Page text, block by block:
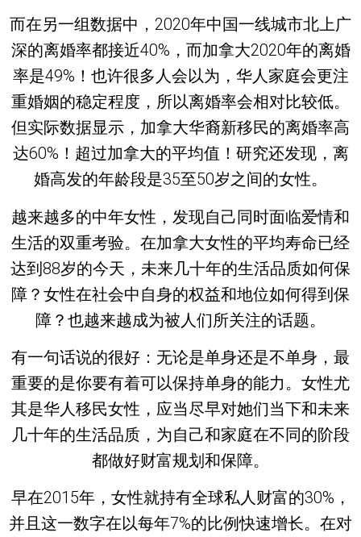
而在另一组数据中，2020年中国一线城市北上广
深的离婚率都接近40%，而加拿大2020年的离婚
率是49%！也许很多人会以为，华人家庭会更注
重婚姻的稳定程度，所以离婚率会相对比较低。
但实际数据显示，加拿大华裔新移民的离婚率高
达60%！超过加拿大的平均值！研究还发现，离
婚高发的年龄段是35至50岁之间的女性。
越来越多的中年女性，发现自己同时面临爱情和
生活的双重考验。在加拿大女性的平均寿命已经
达到88岁的今天，未来几十年的生活品质如何保
障？女性在社会中自身的权益和地位如何得到保
障？也越来越成为被人们所关注的话题。
有一句话说的很好：无论是单身还是不单身，最
重要的是你要有着可以保持单身的能力。女性尤
其是华人移民女性，应当尽早对她们当下和未来
几十年的生活品质，为自己和家庭在不同的阶段
都做好财富规划和保障。
早在2015年，女性就持有全球私人财富的30%，
并且这一数字在以每年7%的比例快速增长。在对